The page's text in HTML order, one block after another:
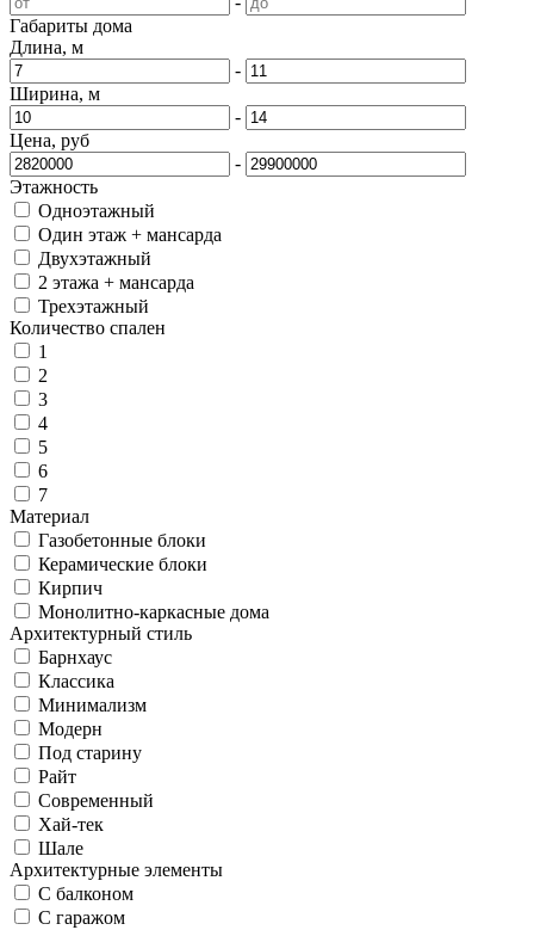
Габариты дома
Длина, м
-
Ширина, м
-
Цена, руб
-
Этажность
Одноэтажный
Один этаж + мансарда
Двухэтажный
2 этажа + мансарда
Трехэтажный
Количество спален
1
2
3
4
5
6
7
Материал
Газобетонные блоки
Керамические блоки
Кирпич
Монолитно-каркасные дома
Архитектурный стиль
Барнхаус
Классика
Минимализм
Модерн
Под старину
Райт
Современный
Хай-тек
Шале
Архитектурные элементы
С балконом
С гаражом